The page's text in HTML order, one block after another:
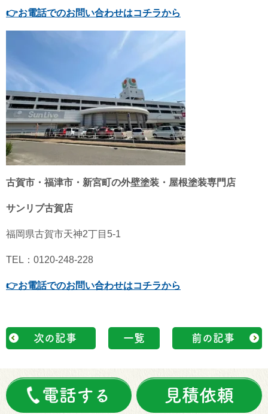
👉お電話でのお問い合わせはコチラから
古賀市・福津市・新宮町の外壁塗装・屋根塗装専門店
サンリブ古賀店
福岡県古賀市天神2丁目5-1
TEL：0120-248-228
👉お電話でのお問い合わせはコチラから
次の記事 一覧 前の記事
電話する 見積依頼